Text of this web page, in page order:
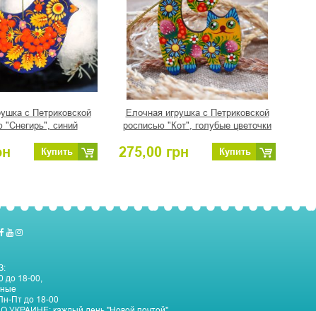
с Петриковской
"Снегирь", синий
Купить
Елочная игрушка с Петриковской
росписью "Кот", голубые цветочки
275,00 грн Купить
до 18-00,
Пт до 18-00